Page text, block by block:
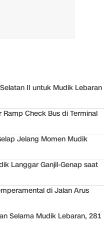
II untuk Mudik Lebaran
Check Bus di Terminal
Jelang Momen Mudik
Langgar Ganjil-Genap saat
di Jalan Arus
Selama Mudik Lebaran, 281